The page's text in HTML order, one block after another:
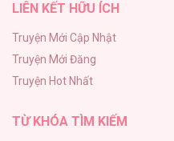
Tình yêu và danh vọng
Tùy Tâm Tùy Ý
105
LIÊN KẾT HỮU ÍCH
Truyện Mới Cập Nhật
Truyện Mới Đăng
Truyện Hot Nhất
TỪ KHÓA TÌM KIẾM